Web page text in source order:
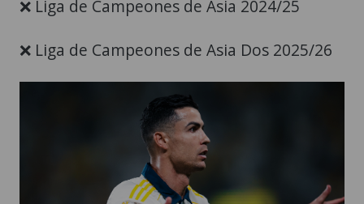
❌ Liga de Campeones de Asia 2024/25
❌ Liga de Campeones de Asia Dos 2025/26